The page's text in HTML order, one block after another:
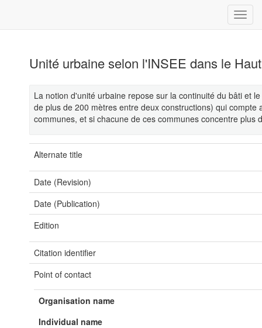
Unité urbaine selon l'INSEE dans le
La notion d'unité urbaine repose sur la continuité du bâti et
de plus de 200 mètres entre deux constructions) qui
communes, et si chacune de ces communes concentre
Alternate title
Date (Revision)
Date (Publication)
Edition
Citation identifier
Point of contact
Organisation name
Individual name